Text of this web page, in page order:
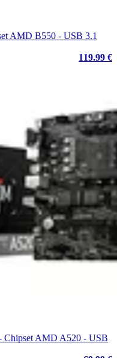
AMD B550 - USB 3.1
119.99 €
Chipset AMD A520 - USB